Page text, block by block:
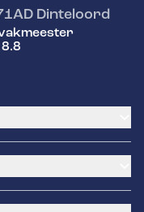
Dinteloord